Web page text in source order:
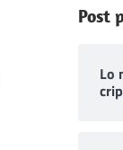
Post
Lo